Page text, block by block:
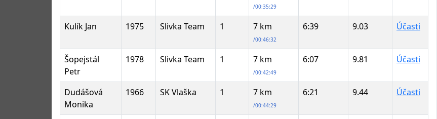
/00:35:29
Kulík Jan 1975 Slivka Team 1 7 km
/00:46:32
6:39 9.03 Účasti
Šopejstál
Petr
1978 Slivka Team 1 7 km
/00:42:49
6:07 9.81 Účasti
Dudášová
Monika
1966 SK Vlaška 1 7 km
/00:44:29
6:21 9.44 Účasti